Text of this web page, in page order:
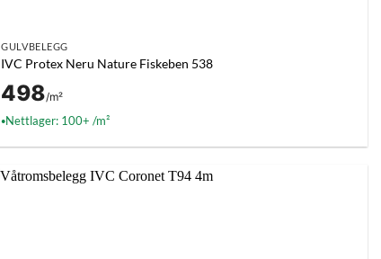
GULVBELEGG
IVC Protex Neru Nature Fiskeben 538
498/m²
●Nettlager: 100+ /m²